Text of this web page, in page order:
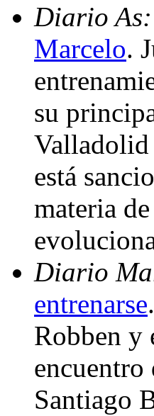
Diario As:
Marcelo.
su
Valladolid
está
materia
Diario
entrenarse
Robben y
Santiago